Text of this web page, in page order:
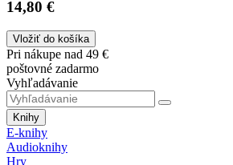
14,80 €
Vložiť do košíka
Pri nákupe nad 49 €
poštovné zadarmo
Vyhľadávanie
Knihy
E-knihy
Audioknihy
Hry